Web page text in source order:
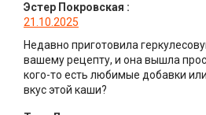
Эстер Покровская :
21.10.2025
Недавно приготовила
вашему рецепту, и она вышла
кого-то есть любимые добавки
вкус этой каши?